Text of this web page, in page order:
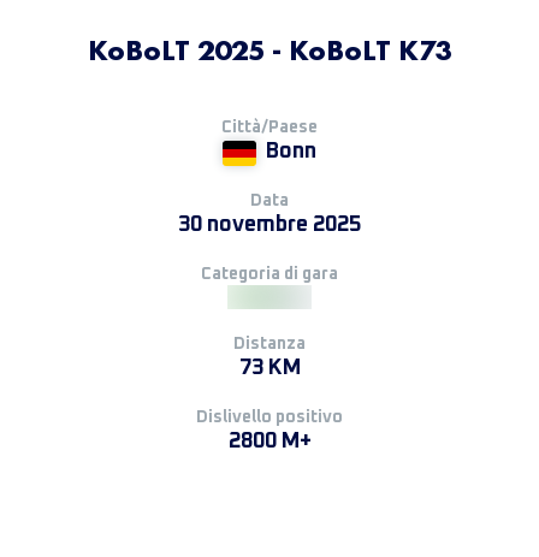
KoBoLT 2025 - KoBoLT K73
Città/Paese
Bonn
Data
30 novembre 2025
Categoria di gara
Distanza
73 KM
Dislivello positivo
2800 M+